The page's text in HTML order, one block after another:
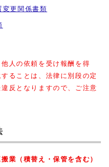
変更関係書類
人の依頼を受け報酬を得
ることは、法律に別段の定
反となりますので、ご注意
業 （積替え・保管を含む）